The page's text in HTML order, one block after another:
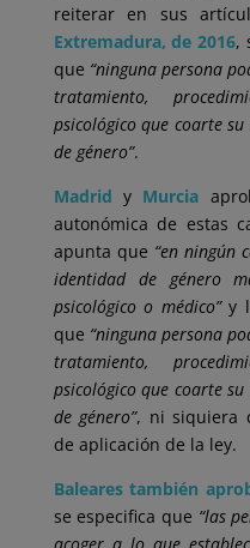
reiterar en sus
Extremadura, de 2016,
que “ninguna persona
tratamiento,
psicológico que coarte
de género”.
Madrid y Murcia
autonómica de estas
apunta que “en ningún
identidad de género
psicológico o médico”y
que “ninguna persona
tratamiento,
psicológico que coarte
de género”, ni siquiera
de aplicación de la ley.
Baleares también
se especifica que “las